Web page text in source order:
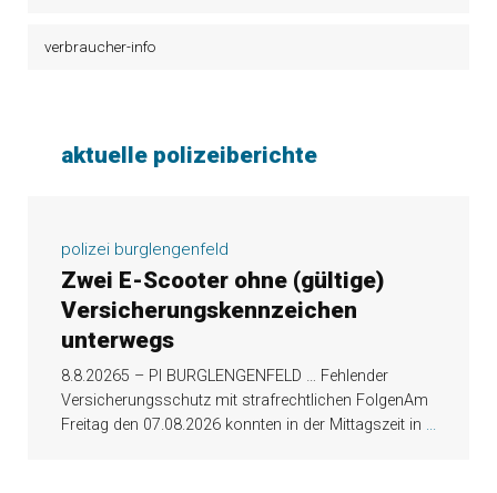
verbraucher-info
aktuelle polizeiberichte
polizei burglengenfeld
Zwei E-Scooter ohne (gültige)
Versicherungskennzeichen
unterwegs
8.8.20265 – PI BURGLENGENFELD … Fehlender
Versicherungsschutz mit strafrechtlichen FolgenAm
Freitag den 07.08.2026 konnten in der Mittagszeit in ...